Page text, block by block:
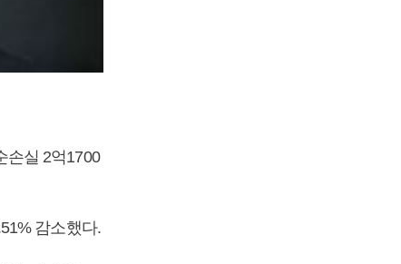
손실 2억1700
감소했다.